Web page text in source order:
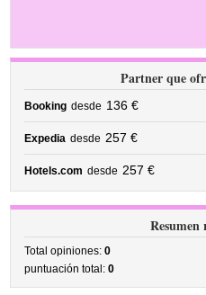
Partner que
Booking desde 136 €
Expedia desde 257 €
Hotels.com desde 257 €
Resumen
Total opiniones:0
puntuación total:0